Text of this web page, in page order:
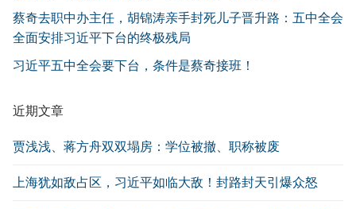
蔡奇去职中办主任，胡锦涛亲手封死儿子晋升路：五中全会
全面安排习近平下台的终极残局
习近平五中全会要下台，条件是蔡奇接班！
近期文章
贾浅浅、蒋方舟双双塌房：学位被撤、职称被废
上海犹如敌占区，习近平如临大敌！封路封天引爆众怒